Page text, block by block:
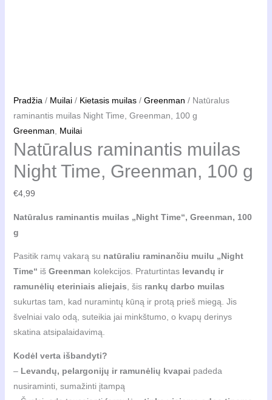
Pradžia/ Muilai/ Kietasis muilas/ Greenman / Natūralus
raminantis muilas Night Time, Greenman, 100 g
Greenman, Muilai
Natūralus raminantis muilas
Night Time, Greenman, 100 g
€4,99
Natūralus raminantis muilas „Night Time“, Greenman, 100
g
Pasitik ramų vakarą su natūraliu raminančiu muilu „Night
Time“ iš Greenman kolekcijos. Praturtintas levandų ir
ramunėlių eteriniais aliejais, šis rankų darbo muilas
sukurtas tam, kad nuramintų kūną ir protą prieš miegą. Jis
švelniai valo odą, suteikia jai minkštumo, o kvapų derinys
skatina atsipalaidavimą.
Kodėl verta išbandyti?
– Levandų, pelargonijų ir ramunėlių kvapai padeda
nusiraminti, sumažinti įtampą